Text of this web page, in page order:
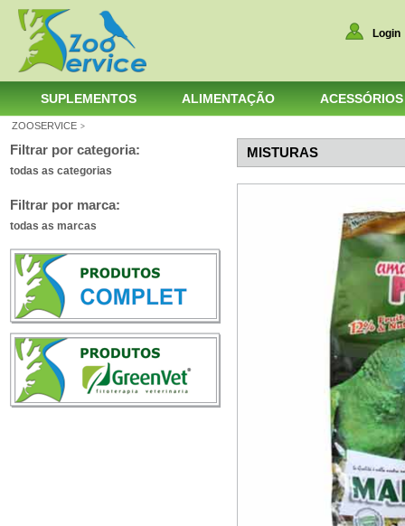
Login
SUPLEMENTOS ALIMENTAÇÃO ACESSÓRIOS
ZOOSERVICE >
Filtrar por categoria:
todas as categorias
Filtrar por marca:
todas as marcas
MISTURAS